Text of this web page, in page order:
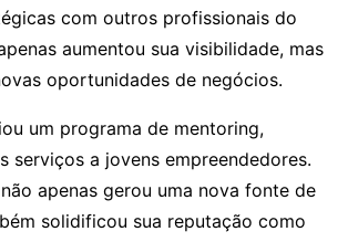
com outros profissionais do
aumentou sua visibilidade, mas
oportunidades de negócios.
um programa de mentoring,
serviços a jovens empreendedores.
apenas gerou uma nova fonte de
solidificou sua reputação como